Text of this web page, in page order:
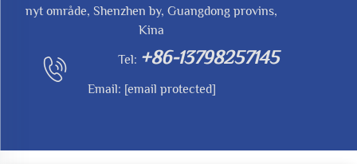
nyt område, Shenzhen by, Guangdong provins,
Kina
Tel: +86-13798257145
Email: [email protected]